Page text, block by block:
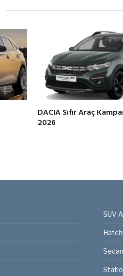
DACIA Sıfır Araç
2026
SUV